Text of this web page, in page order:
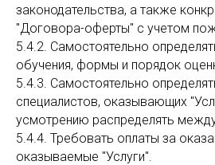
законодательства, а также
"Договора-оферты" с учетом
5.4.2. Самостоятельно
обучения, формы и порядок
5.4.3. Самостоятельно
специалистов, оказывающих
усмотрению распределять
5.4.4. Требовать оплаты за
оказываемые "Услуги".